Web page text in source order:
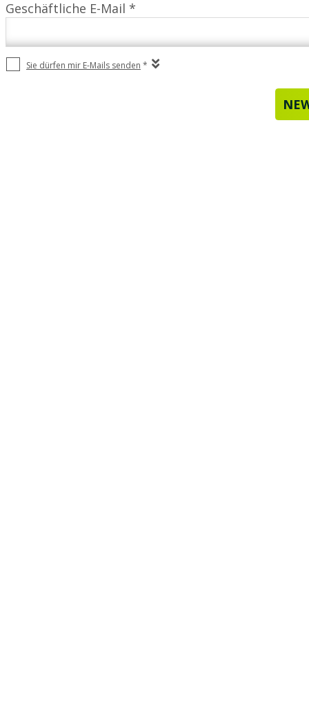
Geschäftliche E-Mail *
Sie dürfen mir E-Mails senden *